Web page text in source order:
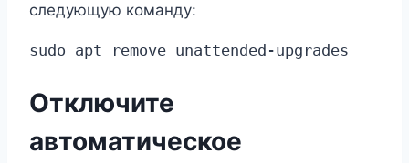
следующую команду:
sudo apt remove unattended-upgrades
Отключите
автоматическое